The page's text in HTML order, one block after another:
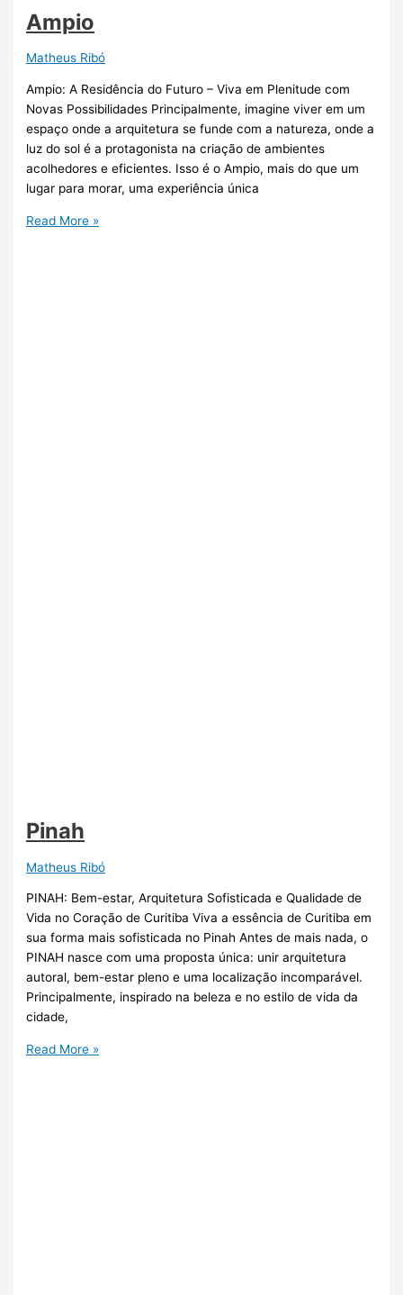
Ampio
Matheus Ribó
Ampio: A Residência do Futuro – Viva em Plenitude com
Novas Possibilidades Principalmente, imagine viver em um
espaço onde a arquitetura se funde com a natureza, onde a
luz do sol é a protagonista na criação de ambientes
acolhedores e eficientes. Isso é o Ampio, mais do que um
lugar para morar, uma experiência única
Read More »
Pinah
Matheus Ribó
PINAH: Bem-estar, Arquitetura Sofisticada e Qualidade de
Vida no Coração de Curitiba Viva a essência de Curitiba em
sua forma mais sofisticada no Pinah Antes de mais nada, o
PINAH nasce com uma proposta única: unir arquitetura
autoral, bem-estar pleno e uma localização incomparável.
Principalmente, inspirado na beleza e no estilo de vida da
cidade,
Read More »